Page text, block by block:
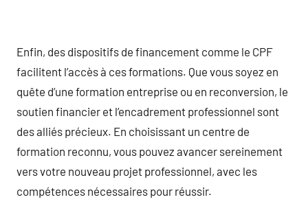
Enfin, des dispositifs de financement comme le CPF
facilitent l’accès à ces formations. Que vous soyez en
quête d’une formation entreprise ou en reconversion, le
soutien financier et l’encadrement professionnel sont
des alliés précieux. En choisissant un centre de
formation reconnu, vous pouvez avancer sereinement
vers votre nouveau projet professionnel, avec les
compétences nécessaires pour réussir.